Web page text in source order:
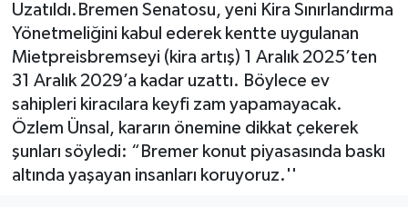
Uzatıldı.Bremen Senatosu, yeni Kira Sınırlandırma
Yönetmeliğini kabul ederek kentte uygulanan
Mietpreisbremseyi (kira artış) 1 Aralık 2025’ten
31 Aralık 2029’a kadar uzattı. Böylece ev
sahipleri kiracılara keyfi zam yapamayacak.
Özlem Ünsal, kararın önemine dikkat çekerek
şunları söyledi: “Bremer konut piyasasında baskı
altında yaşayan insanları koruyoruz.''